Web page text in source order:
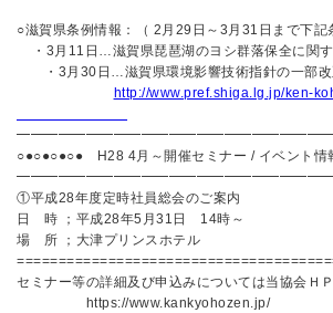
○滋賀県条例情報：（ 2月29日～3月31日まで下
・3月11日…滋賀県琵琶湖のヨシ群落保全に関
・3月30日…滋賀県環境影響技術指針の一部改
http://www.pref.shiga.lg.jp/ken-
○●○●○●○● H28 4月～開催セミナー / イベント
①平成28年度定時社員総会のご案内
日 時 ；平成28年5月31日 14時～
場 所 ；大津プリンスホテル
セミナー等の詳細及び申込みについては当協会Ｈ
https://www.kankyohozen.jp/